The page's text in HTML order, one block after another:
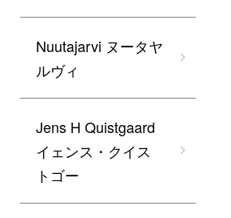
Nuutajarvi ヌータヤ
ルヴィ
Jens H Quistgaard
イェンス・クイス
トゴー